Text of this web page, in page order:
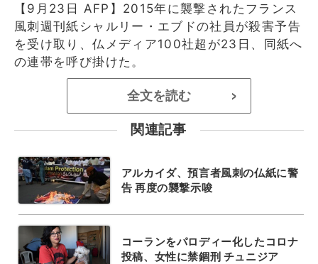
【9月23日 AFP】2015年に襲撃されたフランス
風刺週刊紙シャルリー・エブドの社員が殺害予告
を受け取り、仏メディア100社超が23日、同紙へ
の連帯を呼び掛けた。
全文を読む >
関連記事
アルカイダ、預言者風刺の仏紙に警
告 再度の襲撃示唆
コーランをパロディー化したコロナ
投稿、女性に禁錮刑 チュニジア